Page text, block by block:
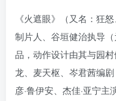
《火遮眼》（又名：狂
制片人、谷垣健治执导
品，动作设计由其与园
龙、麦天枢、岑君茜编
彦·鲁伊安、杰佳·亚宁